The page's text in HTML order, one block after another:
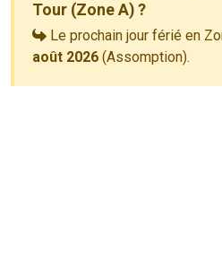
Tour (Zone A) ?
Le prochain jour férié en
août 2026 (Assomption).